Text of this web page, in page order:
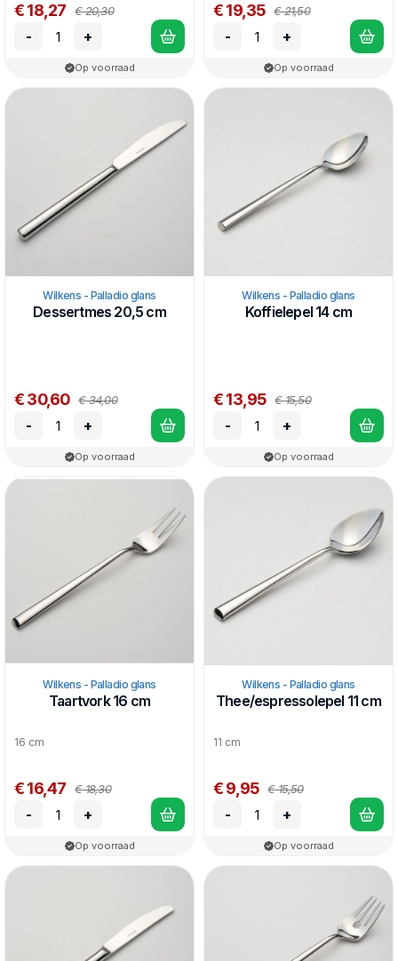
€ 18,27 € 20,30
- +
Op voorraad
€ 19,35 € 21,50
- +
Op voorraad
Wilkens - Palladio glans
Dessertmes 20,5 cm
€ 30,60 € 34,00
- +
Op voorraad
Wilkens - Palladio glans
Koffielepel 14 cm
€ 13,95 € 15,50
- +
Op voorraad
Wilkens - Palladio glans
Taartvork 16 cm
16 cm
€ 16,47 € 18,30
- +
Op voorraad
Wilkens - Palladio glans
Thee/espressolepel 11 cm
11 cm
€ 9,95 € 15,50
- +
Op voorraad